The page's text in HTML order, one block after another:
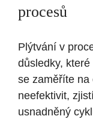
procesů
Plýtvání v
důsledky,
se zaměříte na
neefektivit,
usnadněný